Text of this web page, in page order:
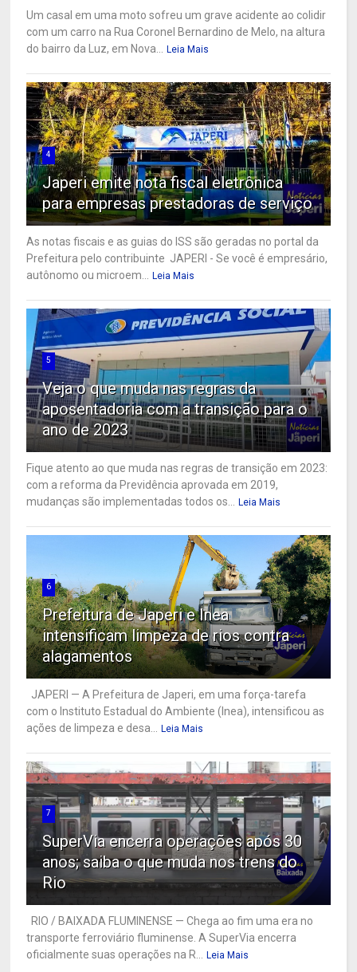
Um casal em uma moto sofreu um grave acidente ao colidir
com um carro na Rua Coronel Bernardino de Melo, na altura
do bairro da Luz, em Nova...
Leia Mais
4
Japeri emite nota fiscal eletrônica
para empresas prestadoras de serviço
As notas fiscais e as guias do ISS são geradas no portal da
Prefeitura pelo contribuinte JAPERI - Se você é empresário,
autônomo ou microem...
Leia Mais
5
Veja o que muda nas regras da
aposentadoria com a transição para o
ano de 2023
Fique atento ao que muda nas regras de transição em 2023:
com a reforma da Previdência aprovada em 2019,
mudanças são implementadas todos os...
Leia Mais
6
Prefeitura de Japeri e Inea
intensificam limpeza de rios contra
alagamentos
JAPERI — A Prefeitura de Japeri, em uma força-tarefa
com o Instituto Estadual do Ambiente (Inea), intensificou as
ações de limpeza e desa...
Leia Mais
7
SuperVia encerra operações após 30
anos; saiba o que muda nos trens do
Rio
RIO / BAIXADA FLUMINENSE — Chega ao fim uma era no
transporte ferroviário fluminense. A SuperVia encerra
oficialmente suas operações na R...
Leia Mais